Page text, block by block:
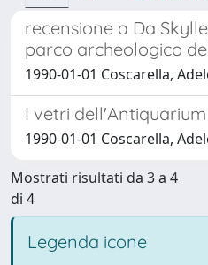
recensione a Da
parco archeologico
1990-01-01 Coscarella,
I vetri
1990-01-01 Coscarella,
Mostrati risultati da 3 a 4
di 4
Legenda icone